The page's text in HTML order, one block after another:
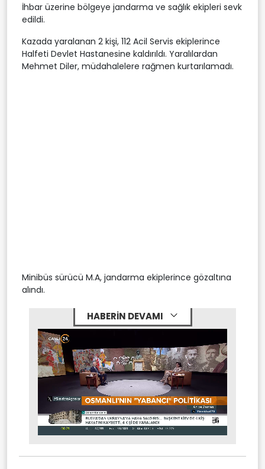
İhbar üzerine bölgeye jandarma ve sağlık ekipleri sevk
edildi.
Kazada yaralanan 2 kişi, 112 Acil Servis ekiplerince
Halfeti Devlet Hastanesine kaldırıldı. Yaralılardan
Mehmet Diler, müdahalelere rağmen kurtarılamadı.
Minibüs sürücü M.A, jandarma ekiplerince gözaltına
alındı.
HABERİN DEVAMI
Mute Stream